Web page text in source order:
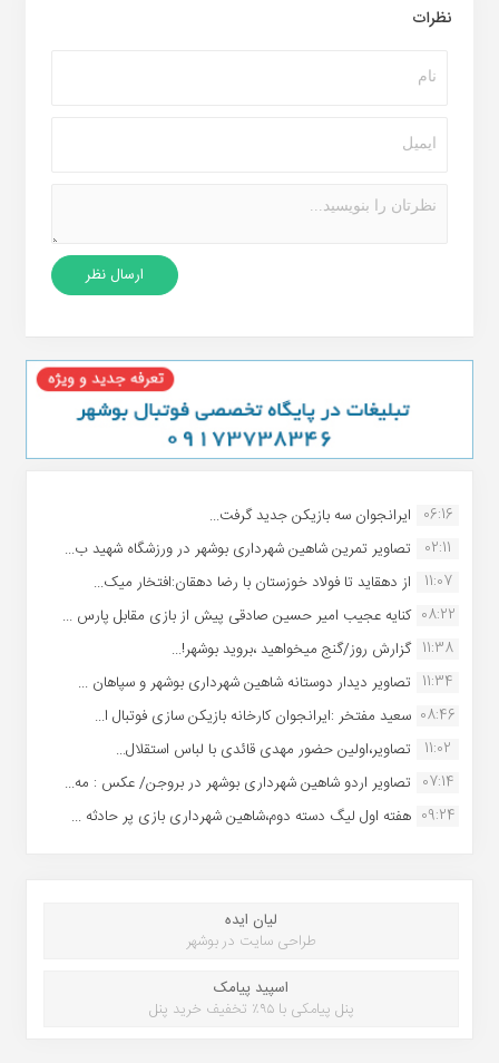
نظرات
06:16 ایرانجوان سه بازیکن جدید گرفت...
02:11
تصاویر تمرین شاهین شهردارى بوشهر در ورزشگاه شهید ب...
11:07
از دهقاید تا فولاد خوزستان با رضا دهقان:افتخار میک...
08:22 کنایه عجیب امیر حسین صادقی پیش از بازی مقابل پارس ...
11:38 گزارش روز/گنج میخواهید ،بروید بوشهر!...
11:34 تصاویر دیدار دوستانه شاهین شهردارى بوشهر و سپاهان ...
08:46 سعید مفتخر :ایرانجوان کارخانه بازیکن سازی فوتبال ا...
11:02
تصاویر،اولین حضور مهدی قائدی با لباس استقلال...
07:14 تصاویر اردو شاهین شهرداری بوشهر در بروجن/ عکس : مه...
09:24 هفته اول لیگ دسته دوم،شاهین شهرداری بازی پر حادثه ...
لیان ایده
طراحی سایت در بوشهر
اسپید پیامک
پنل پیامکی با ۹۵٪ تخفیف خرید پنل